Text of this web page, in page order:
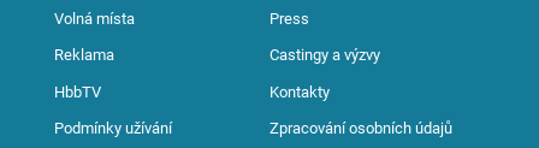
Volná místa Press
Reklama Castingy a výzvy
HbbTV Kontakty
Podmínky užívání Zpracování osobních údajů